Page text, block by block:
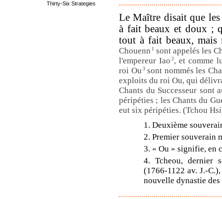
Le Maître disait que les
à fait beaux et doux ;
tout à fait beaux,
Chouenn 1 sont appelés les
l'empereur Iao 2, et comme
roi Ou 3sont nommés les
exploits du roi Ou, qui
Chants du Successeur sont
péripéties ; les Chants du
eut six péripéties. (Tchou
1. Deuxième
2. Premier souverain
3. « Ou » signifie, en
4. Tcheou, dernier
(1766-1122 av. J.-
nouvelle dynastie
Thirty-Six Strategies